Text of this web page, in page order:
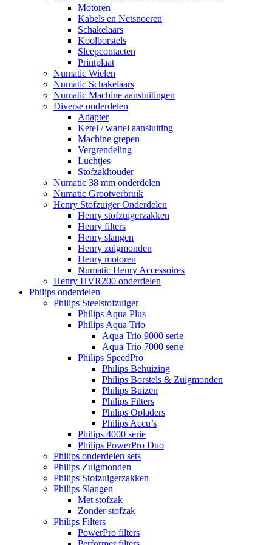
Motoren
Kabels en Netsnoeren
Schakelaars
Koolborstels
Sleepcontacten
Printplaat
Numatic Wielen
Numatic Schakelaars
Numatic Machine aansluitingen
Diverse onderdelen
Adapter
Ketel / wartel aansluiting
Machine grepen
Vergrendeling
Luchtjes
Stofzakhouder
Numatic 38 mm onderdelen
Numatic Grootverbruik
Henry Stofzuiger Onderdelen
Henry stofzuigerzakken
Henry filters
Henry slangen
Henry zuigmonden
Henry motoren
Numatic Henry Accessoires
Henry HVR200 onderdelen
Philips onderdelen
Philips Steelstofzuiger
Philips Aqua Plus
Philips Aqua Trio
Aqua Trio 9000 serie
Aqua Trio 7000 serie
Philips SpeedPro
Philips Behuizing
Philips Borstels & Zuigmonden
Philips Buizen
Philips Filters
Philips Opladers
Philips Accu’s
Philips 4000 serie
Philips PowerPro Duo
Philips onderdelen sets
Philips Zuigmonden
Philips Stofzuigerzakken
Philips Slangen
Met stofzak
Zonder stofzak
Philips Filters
PowerPro filters